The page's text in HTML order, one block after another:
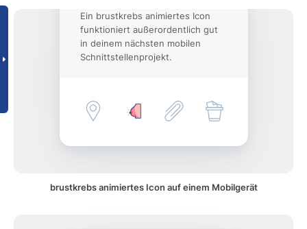
Ein brustkrebs animiertes Icon
funktioniert außerordentlich gut
in deinem nächsten mobilen
Schnittstellenprojekt.
brustkrebs animiertes Icon auf einem Mobilgerät